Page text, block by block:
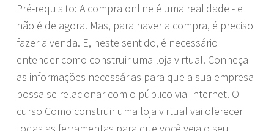
Pré-requisito: A compra online é uma realidade - e
não é de agora. Mas, para haver a compra, é preciso
fazer a venda. E, neste sentido, é necessário
entender como construir uma loja virtual. Conheça
as informações necessárias para que a sua empresa
possa se relacionar com o público via Internet. O
curso Como construir uma loja virtual vai oferecer